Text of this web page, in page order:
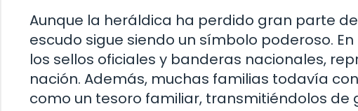
Aunque la heráldica ha perdido gran parte
escudo sigue siendo un símbolo poderoso.
los sellos oficiales y banderas nacionales,
nación. Además, muchas familias todavía
como un tesoro familiar, transmitiéndolos de